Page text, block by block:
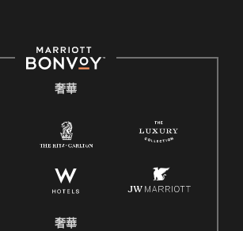
奢華
奢華